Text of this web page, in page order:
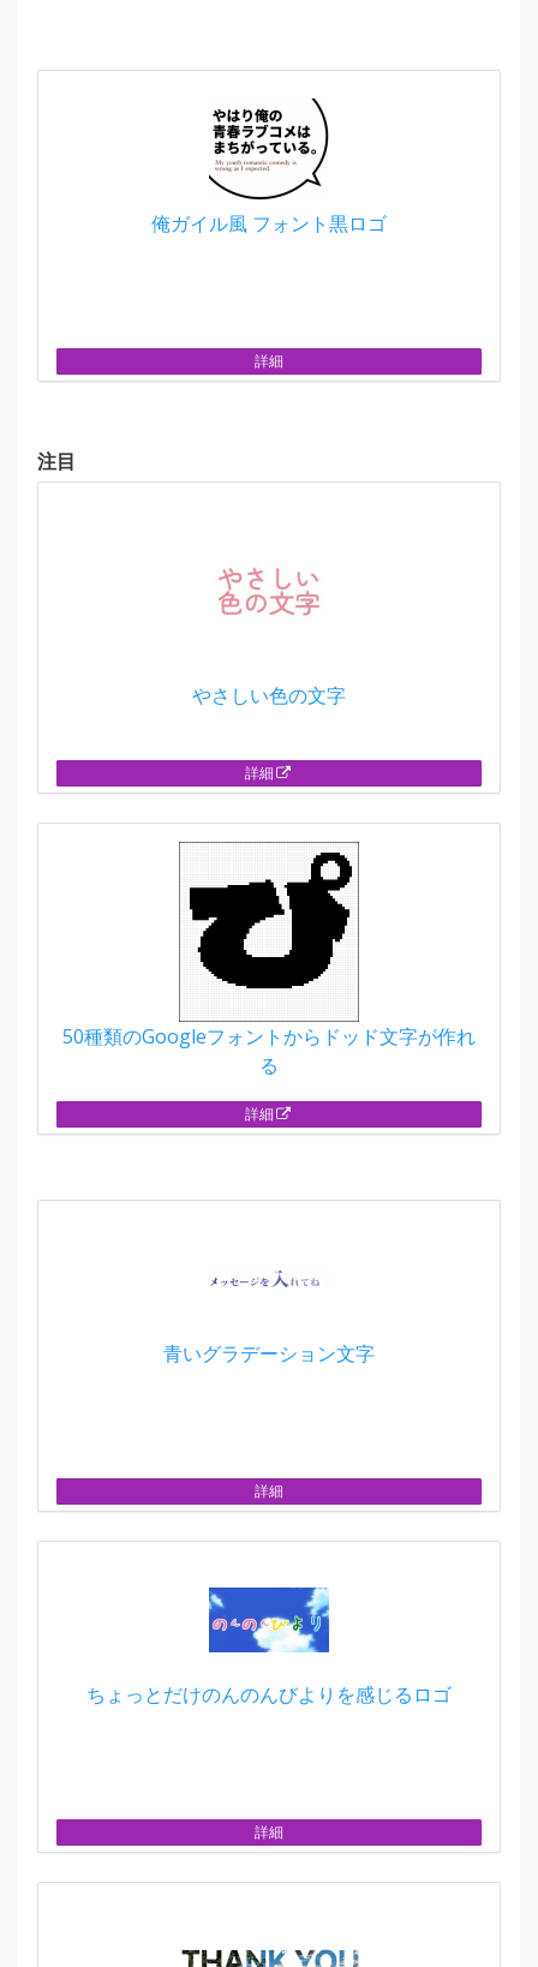
俺ガイル風 フォント黒ロゴ
詳細
注目
やさしい色の文字
詳細
50種類のGoogleフォントからドッド文字が作れ
る
詳細
青いグラデーション文字
詳細
ちょっとだけのんのんびよりを感じるロゴ
詳細